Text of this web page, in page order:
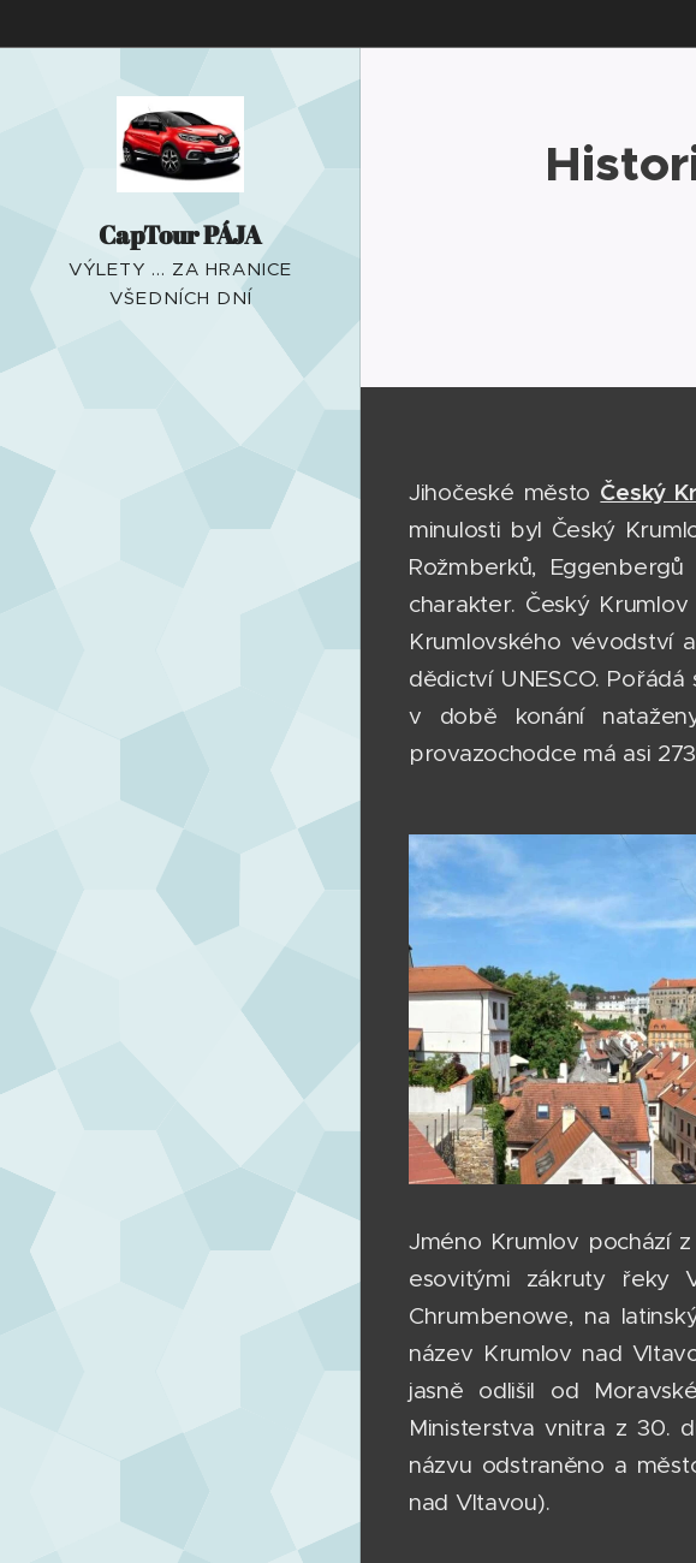
CapTour PÁJA
VÝLETY ... ZA HRANICE
VŠEDNÍCH DNÍ
Jihočeské město Český
minulosti byl Český
Rožmberků,
charakter. Český
Krumlovského vévodství
dědictví UNESCO.
v době konání
provazochodce má asi
Jméno Krumlov pochází
esovitými zákruty řeky
Chrumbenowe, na
název Krumlov nad
jasně odlišil od
Ministerstva vnitra z 30.
názvu odstraněno a
nad Vltavou).